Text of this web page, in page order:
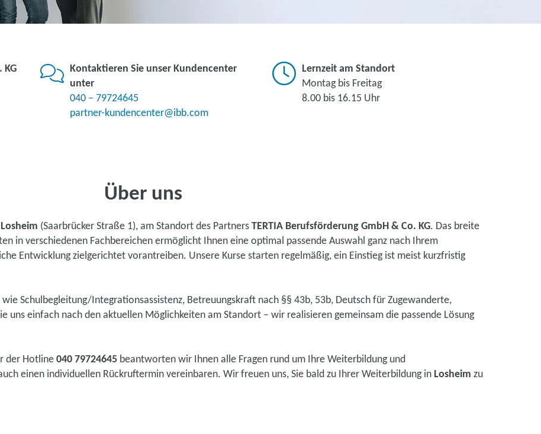
KG
Kontaktieren Sie unser Kundencenter
unter
040 – 79724645
partner-kundencenter@ibb.com
Lernzeit am Standort
Montag bis Freitag
8.00 bis 16.15 Uhr
Über uns
Losheim (Saarbrücker Straße 1), am Standort des Partners TERTIA Berufsförderung GmbH & Co. KG. Das breite
in verschiedenen Fachbereichen ermöglicht Ihnen eine optimal passende Auswahl ganz nach Ihrem
Entwicklung zielgerichtet vorantreiben. Unsere Kurse starten regelmäßig, ein Einstieg ist meist kurzfristig
Schulbegleitung/Integrationsassistenz, Betreuungskraft nach §§ 43b, 53b, Deutsch für Zugewanderte,
uns einfach nach den aktuellen Möglichkeiten am Standort – wir realisieren gemeinsam die passende Lösung
der Hotline 040 79724645 beantworten wir Ihnen alle Fragen rund um Ihre Weiterbildung und
einen individuellen Rückruftermin vereinbaren. Wir freuen uns, Sie bald zu Ihrer Weiterbildung in Losheim zu